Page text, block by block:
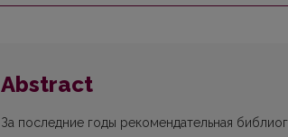
Abstract
За последние годы рекомендательная